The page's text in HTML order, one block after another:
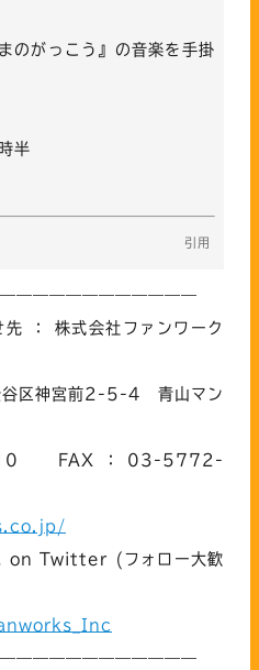
のがっこう』の音楽を手掛
半
： 株式会社ファンワーク
区神宮前2-5-4 青山マン
FAX：03-5772-
on Twitter (フォロー大歓